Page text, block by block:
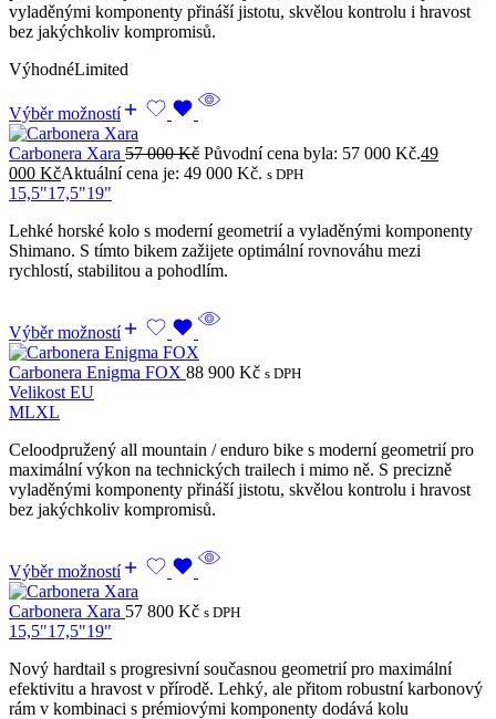
vyladěnými komponenty přináší jistotu, skvělou kontrolu i hravost
bez jakýchkoliv kompromisů.
VýhodnéLimited
Výběr možností
Carbonera Xara 57 000Kč Původní cena byla: 57 000 Kč.49
000 KčAktuální cena je: 49 000 Kč. s DPH
15,5"17,5"19"
Lehké horské kolo s moderní geometrií a vyladěnými komponenty
Shimano. S tímto bikem zažijete optimální rovnováhu mezi
rychlostí, stabilitou a pohodlím.
Výběr možností
Carbonera Enigma FOX 88 900 Kč s DPH
Velikost EU
MLXL
Celoodpružený all mountain / enduro bike s moderní geometrií pro
maximální výkon na technických trailech i mimo ně. S precizně
vyladěnými komponenty přináší jistotu, skvělou kontrolu i hravost
bez jakýchkoliv kompromisů.
Výběr možností
Carbonera Xara 57 800 Kč s DPH
15,5"17,5"19"
Nový hardtail s progresivní současnou geometrií pro maximální
efektivitu a hravost v přírodě. Lehký, ale přitom robustní karbonový
rám v kombinaci s prémiovými komponenty dodává kolu